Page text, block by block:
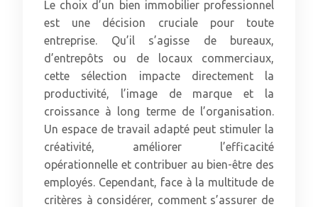
Le choix d’un bien immobilier professionnel
est une décision cruciale pour toute
entreprise. Qu’il s’agisse de bureaux,
d’entrepôts ou de locaux commerciaux,
cette sélection impacte directement la
productivité, l’image de marque et la
croissance à long terme de l’organisation.
Un espace de travail adapté peut stimuler la
créativité, améliorer l’efficacité
opérationnelle et contribuer au bien-être des
employés. Cependant, face à la multitude de
critères à considérer, comment s’assurer de